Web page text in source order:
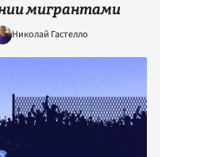
мигрантами
Николай Гастелло